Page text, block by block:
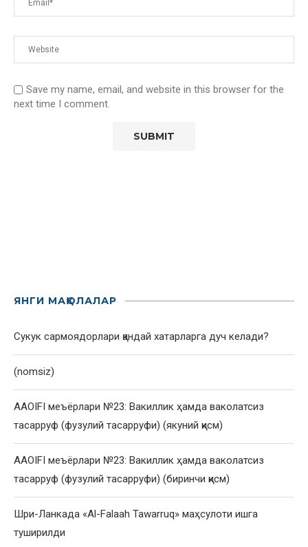
Save my name, email, and website in this browser for the
next time I comment.
ЯНГИ МАҚОЛАЛАР
Сукук сармоядорлари қандай хатарларга дуч келади?
(nomsiz)
AAOIFI меъёрлари №23: Вакиллик ҳамда ваколатсиз
тасарруф (фузулий тасарруфи) (якуний қисм)
AAOIFI меъёрлари №23: Вакиллик ҳамда ваколатсиз
тасарруф (фузулий тасарруфи) (биринчи қисм)
Шри-Ланкада «Al-Falaah Tawarruq» маҳсулоти ишга
туширилди